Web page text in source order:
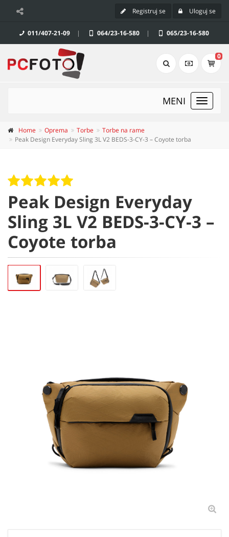
Registruj se Uloguj se
011/407-21-09 | 064/23-16-580 | 065/23-16-580
0
Toggle
MENI
Home Oprema Torbe
Torbe na rame
Peak Design Everyday Sling 3L V2 BEDS-3-CY-3 – Coyote torba
Peak Design Everyday
Sling 3L V2 BEDS-3-CY-3 –
Coyote torba